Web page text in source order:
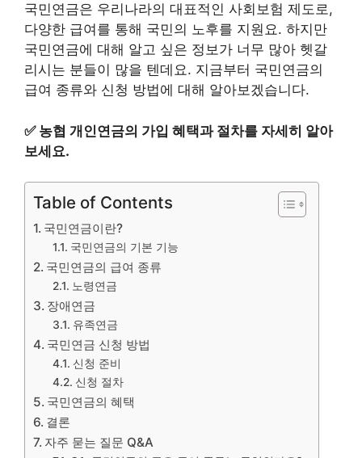
국민연금은 우리나라의 대표적인 사회보험 제도로,
다양한 급여를 통해 국민의 노후를 지원요. 하지만
국민연금에 대해 알고 싶은 정보가 너무 많아 헷갈
리시는 분들이 많을 텐데요. 지금부터 국민연금의
급여 종류와 신청 방법에 대해 알아보겠습니다.
✅ 농협 개인연금의 가입 혜택과 절차를 자세히 알아
보세요.
Table of Contents
국민연금이란?
국민연금의 기본 기능
국민연금의 급여 종류
노령연금
장애연금
유족연금
국민연금 신청 방법
신청 준비
신청 절차
국민연금의 혜택
결론
자주 묻는 질문 Q&A